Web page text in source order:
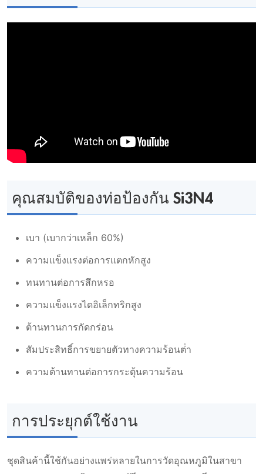
คุณสมบัติของท่อป้องกัน Si3N4
เบา (เบากว่าเหล็ก 60%)
ความแข็งแรงต่อการแตกหักสูง
ทนทานต่อการสึกหรอ
ความแข็งแรงไดอิเล็กทริกสูง
ต้านทานการกัดกร่อน
สัมประสิทธิ์การขยายตัวทางความร้อนต่ํา
ความต้านทานต่อการกระตุ้นความร้อน
การประยุกต์ใช้งาน
ชุดสินค้านี้ใช้กันอย่างแพร่หลายในการวัดอุณหภูมิในสาขา